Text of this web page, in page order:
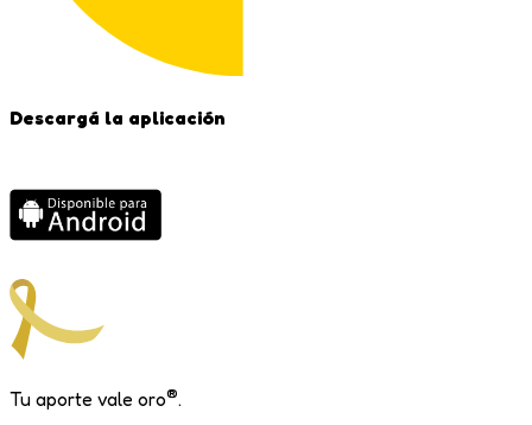
Descargá la aplicación
Tu aporte vale oro®.